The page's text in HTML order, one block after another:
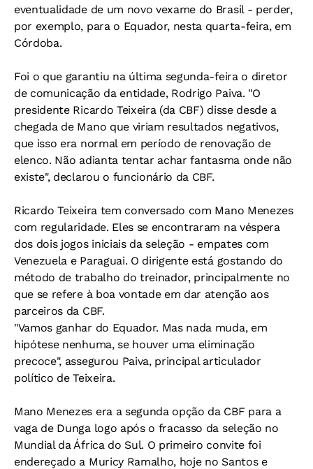
eventualidade de um novo vexame do Brasil - perder,
por exemplo, para o Equador, nesta quarta-feira, em
Córdoba.
Foi o que garantiu na última segunda-feira o diretor
de comunicação da entidade, Rodrigo Paiva. "O
presidente Ricardo Teixeira (da CBF) disse desde a
chegada de Mano que viriam resultados negativos,
que isso era normal em período de renovação de
elenco. Não adianta tentar achar fantasma onde não
existe", declarou o funcionário da CBF.
Ricardo Teixeira tem conversado com Mano Menezes
com regularidade. Eles se encontraram na véspera
dos dois jogos iniciais da seleção - empates com
Venezuela e Paraguai. O dirigente está gostando do
método de trabalho do treinador, principalmente no
que se refere à boa vontade em dar atenção aos
parceiros da CBF.
"Vamos ganhar do Equador. Mas nada muda, em
hipótese nenhuma, se houver uma eliminação
precoce", assegurou Paiva, principal articulador
político de Teixeira.
Mano Menezes era a segunda opção da CBF para a
vaga de Dunga logo após o fracasso da seleção no
Mundial da África do Sul. O primeiro convite foi
endereçado a Muricy Ramalho, hoje no Santos e